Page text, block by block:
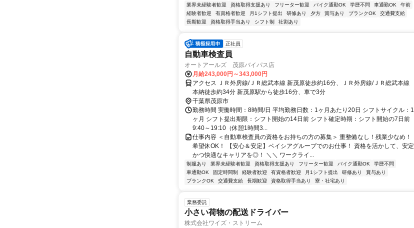
業界未経験者歓迎 資格取得支援あり フリーター歓迎 バイク通勤OK 学歴不問 車通勤OK
午前
経験者歓迎
有資格者歓迎 月1シフト提出 研修あり 夕方 賞与あり ブランクOK
交通費支給
長期歓迎
資格取得手当あり シフト制 社割あり
正社員
自動車検査員
オートアールズ 茂原バイパス店
月給243,000円～343,000円
アクセス ＪＲ外房線/ＪＲ総武本線 新茂原徒歩約16分、ＪＲ外房線/ＪＲ総武本線
本納徒歩約34分 新茂原駅から徒歩16分、車で3分
千葉県茂原市
勤務時間 実働時間：8時間/日 平均勤務日数：1ヶ月あたり20日 シフトサイクル：1
ヶ月 シフト提出期限：シフト開始の14日前 シフト確定時期：シフト開始の7日前
9:40～19:10（休憩1時間3...
仕事内容 ＜自動車検査員の資格をお持ちの方の募集＞ 重整備なし！残業少なめ！
希望休OK！ 【安心＆安定】ベイシアグループでのお仕事！ 資格を活かして、安定
かつ快適なキャリアを◎！ ＼＼ ワークライ...
制服あり 業界未経験者歓迎 資格取得支援あり フリーター歓迎 バイク通勤OK
学歴不問
車通勤OK
固定時間制 経験者歓迎 有資格者歓迎 月1シフト提出 研修あり
賞与あり
ブランクOK
交通費支給 長期歓迎 資格取得手当あり 寮・社宅あり
業務委託
小さい荷物の配送ドライバー
株式会社ワイズ・ストリーム